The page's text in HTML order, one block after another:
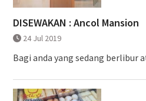
DISEWAKAN : Ancol Mansion
24 Jul 2019
Bagi anda yang sedang berlibur